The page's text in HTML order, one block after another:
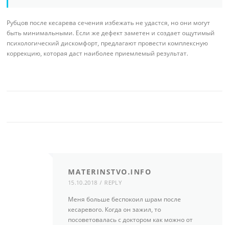
Рубцов после кесарева сечения избежать не удастся, но они могут
быть минимальными. Если же дефект заметен и создает ощутимый
психологический дискомфорт, предлагают провести комплексную
коррекцию, которая даст наиболее приемлемый результат.
MATERINSTVO.INFO
15.10.2018 REPLY
Меня больше беспокоил шрам после
кесаревого. Когда он зажил, то
посоветовалась с доктором как можно от